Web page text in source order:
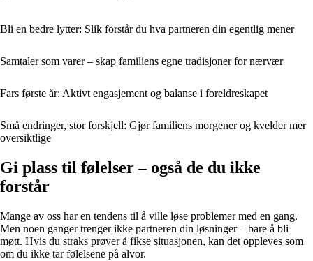
Bli en bedre lytter: Slik forstår du hva partneren din egentlig mener
Samtaler som varer – skap familiens egne tradisjoner for nærvær
Fars første år: Aktivt engasjement og balanse i foreldreskapet
Små endringer, stor forskjell: Gjør familiens morgener og kvelder mer
oversiktlige
Gi plass til følelser – også de du ikke
forstår
Mange av oss har en tendens til å ville løse problemer med en gang.
Men noen ganger trenger ikke partneren din løsninger – bare å bli
møtt. Hvis du straks prøver å fikse situasjonen, kan det oppleves som
om du ikke tar følelsene på alvor.